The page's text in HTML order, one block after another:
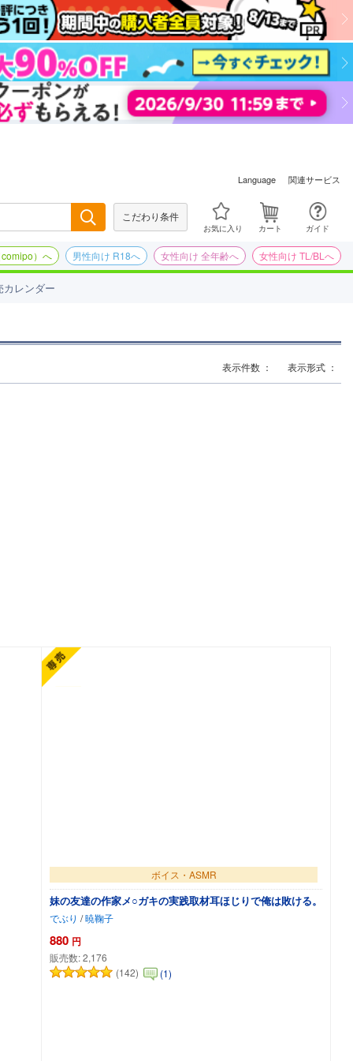
Language 関連サービス
こだわり条件
お気に入り カート ガイド
）へ 男性向け R18へ 女性向け 全年齢へ 女性向け TL/BLへ
カレンダー
表示形式 ：
表示件数 ：
ボイス・ASMR
妹の友達の作家メ○ガキの実践取材耳ほじりで俺は敗ける。
でぶり /暁鞠子
880 円
販売数:2,176
(142)
(1)